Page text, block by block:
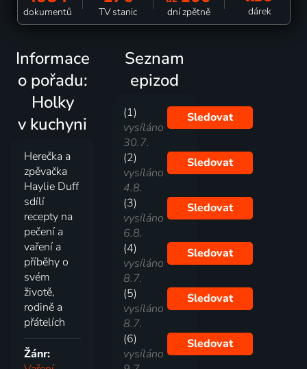
dokumentů TV stanic dní zpětně dárek
Informace
o pořadu:
Holky
v kuchyni
Herečka a
zpěvačka
Haylie Duff
sdílí
recepty na
pečení a
vaření a
příběhy o
svém
životě,
rodině a
přátelích
Žánr:
Seznam
epizod
(1)
vysíláno
30.7.
Sledovat
(2)
vysíláno
4.8.
Sledovat
(3)
vysíláno
6.8.
Sledovat
(4)
vysíláno
8.7.
Sledovat
(5)
vysíláno
8.7.
Sledovat
(6)
vysíláno
Sledovat